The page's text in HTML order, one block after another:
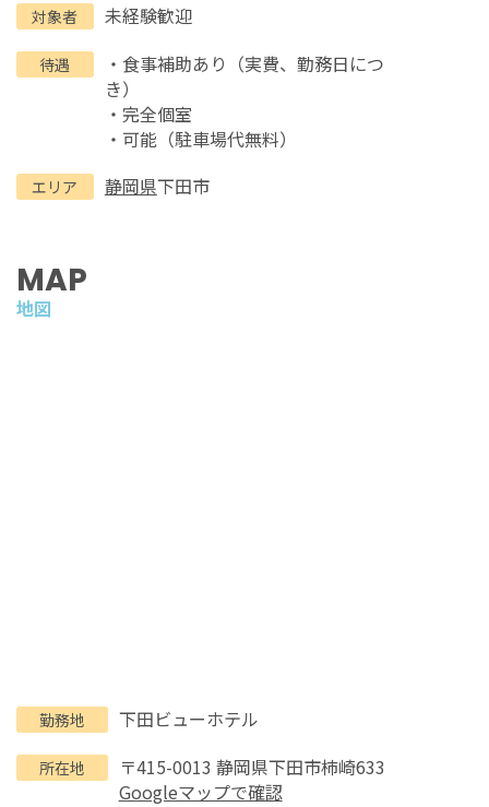
対象者 未経験歓迎
待遇
・食事補助あり（実費、勤務日につ
き）
・完全個室
・可能（駐車場代無料）
エリア 静岡県下田市
MAP
地図
勤務地 下田ビューホテル
所在地
〒415-0013 静岡県下田市柿崎633
Googleマップで確認